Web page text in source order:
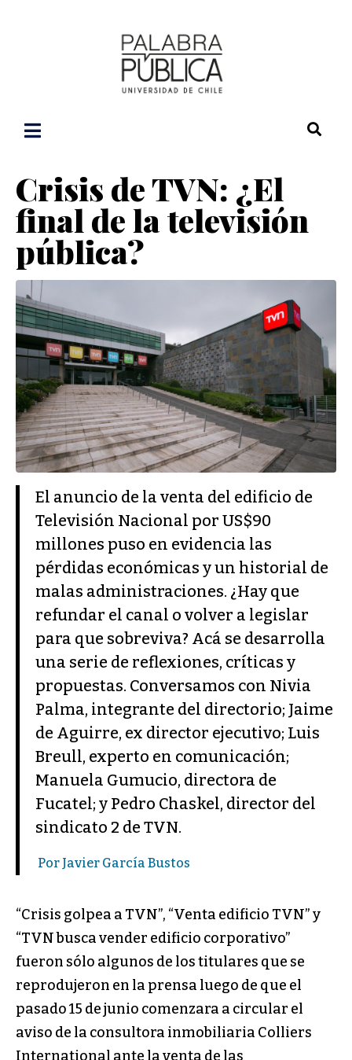
Crisis de TVN: ¿El
final de la televisión
pública?
El anuncio de la venta del edificio de
Televisión Nacional por US$90
millones puso en evidencia las
pérdidas económicas y un historial de
malas administraciones. ¿Hay que
refundar el canal o volver a legislar
para que sobreviva? Acá se desarrolla
una serie de reflexiones, críticas y
propuestas. Conversamos con Nivia
Palma, integrante del directorio; Jaime
de Aguirre, ex director ejecutivo; Luis
Breull, experto en comunicación;
Manuela Gumucio, directora de
Fucatel; y Pedro Chaskel, director del
sindicato 2 de TVN.
Por Javier García Bustos
“Crisis golpea a TVN”, “Venta edificio TVN” y
“TVN busca vender edificio corporativo”
fueron sólo algunos de los titulares que se
reprodujeron en la prensa luego de que el
pasado 15 de junio comenzara a circular el
aviso de la consultora inmobiliaria Colliers
International ante la venta de las